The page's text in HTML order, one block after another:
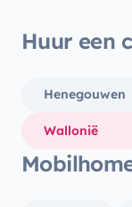
Huur een
Henegouwen
Wallonië